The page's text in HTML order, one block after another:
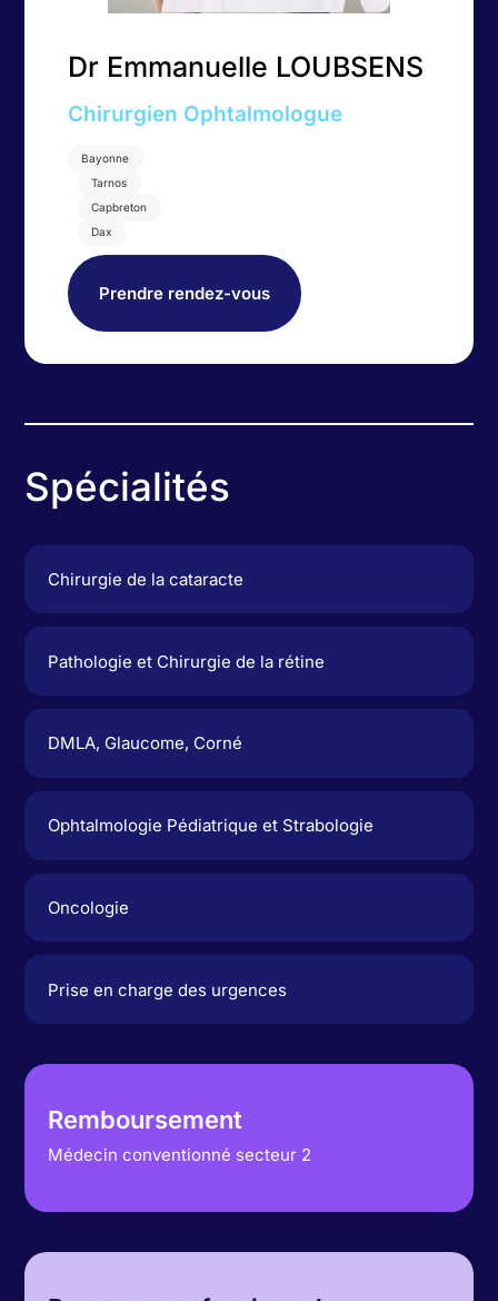
Dr Emmanuelle LOUBSENS
Chirurgien Ophtalmologue
Bayonne
Tarnos
Capbreton
Dax
Prendre rendez-vous
Spécialités
Chirurgie de la cataracte
Pathologie et Chirurgie de la rétine
DMLA, Glaucome, Corné
⁠Ophtalmologie Pédiatrique et Strabologie
Oncologie
Prise en charge des urgences
Remboursement
Médecin conventionné secteur 2